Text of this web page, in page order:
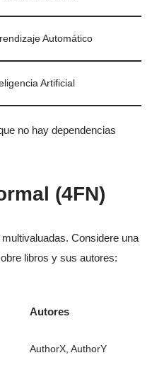
Automático
Artificial
no hay dependencias
(4FN)
Considere una
libros y sus autores:
Autores
AuthorX, AuthorY